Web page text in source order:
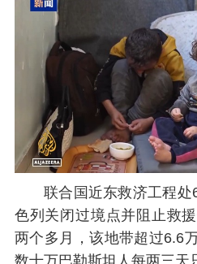
联合国近东救济工程
色列关闭过境点并阻止救
两个多月，该地带超过6.6